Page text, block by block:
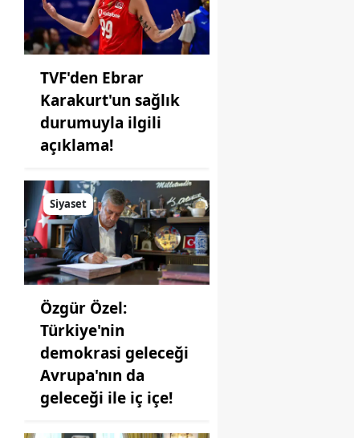
TVF'den Ebrar
Karakurt'un sağlık
durumuyla ilgili
açıklama!
Siyaset
Özgür Özel:
Türkiye'nin
demokrasi geleceği
Avrupa'nın da
geleceği ile iç içe!